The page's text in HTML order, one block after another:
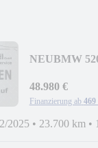
NEUBMW
48.980 €
Finanzierung ab 469
2025 • 23.700 km •